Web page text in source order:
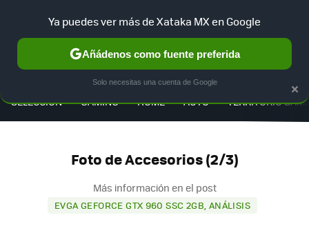
SELECCIÓN GAMING HOME AUTO TERRITORIO
Foto de Accesorios (2/3)
Más información en el post
EVGA GEFORCE GTX 960 SSC 2GB, ANÁLISIS
×
Ya puedes ver más de Xataka MX en Google
Añádenos como fuente preferida
Solo necesitas una cuenta de Google